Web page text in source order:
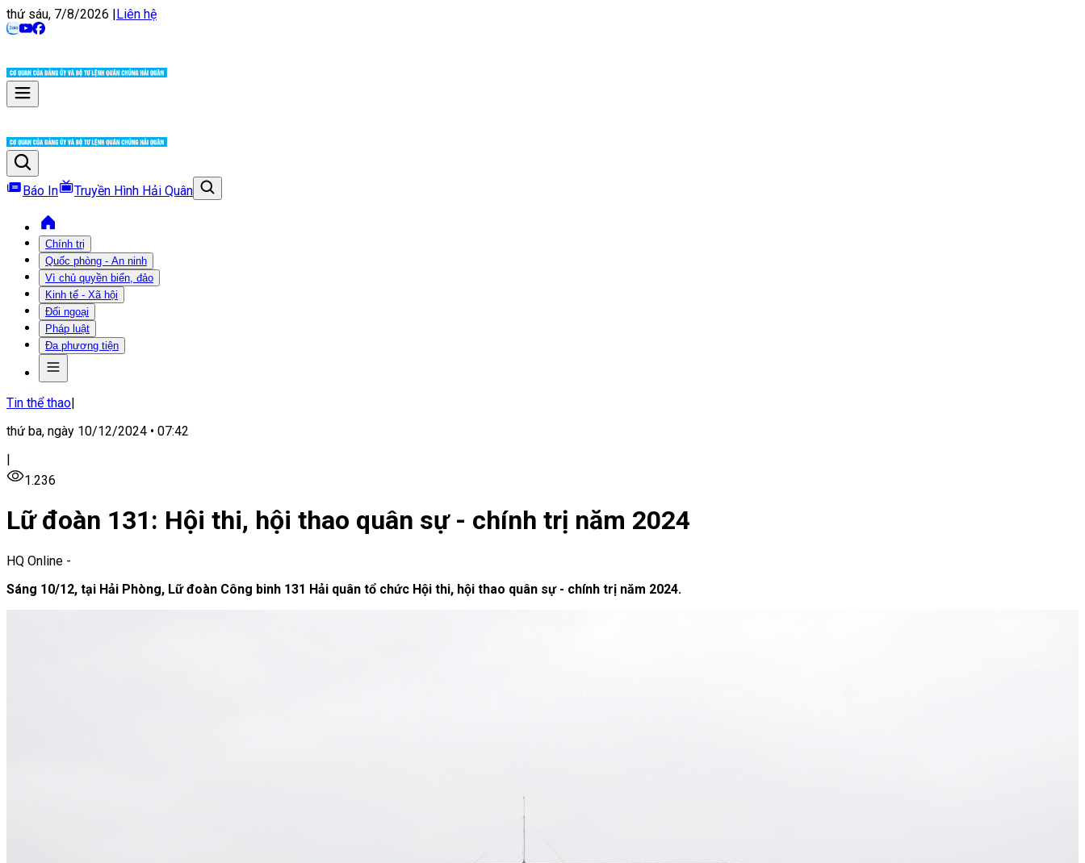
thứ sáu, 7/8/2026 |Liên hệ
Báo In Truyền Hình Hải Quân
Chính trị
Quốc phòng - An ninh
Vì chủ quyền biển, đảo
Kinh tế - Xã hội
Đối ngoại
Pháp luật
Đa phương tiện
Tin thể thao|
thứ ba, ngày 10/12/2024 • 07:42
|
1.236
Lữ đoàn 131: Hội thi, hội thao quân sự - chính trị năm 2024
HQ Online -
Sáng 10/12, tại Hải Phòng, Lữ đoàn Công binh 131 Hải quân tổ chức Hội thi, hội thao quân sự - chính trị năm 2024.